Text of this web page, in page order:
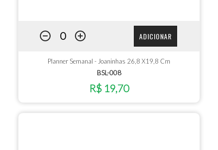
ADICIONAR
Planner Semanal - Joaninhas 26,8 X19,8 Cm
BSL-008
R$ 19,70